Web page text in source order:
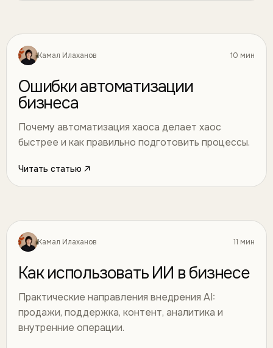
Автоматизация 40
Камал Илаханов 10 мин
Ошибки автоматизации
бизнеса
Почему автоматизация хаоса делает хаос
быстрее и как правильно подготовить процессы.
Читать статью
Искусственный интеллект 41
Камал Илаханов 11 мин
Как использовать ИИ в бизнесе
Практические направления внедрения AI:
продажи, поддержка, контент, аналитика и
внутренние операции.